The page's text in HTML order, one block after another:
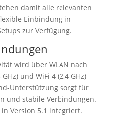
damit alle relevanten
Einbindung in
zur Verfügung.
wird über WLAN nach
und WiFi 4 (2,4 GHz)
Unterstützung sorgt für
und stabile Verbindungen.
Version 5.1 integriert.